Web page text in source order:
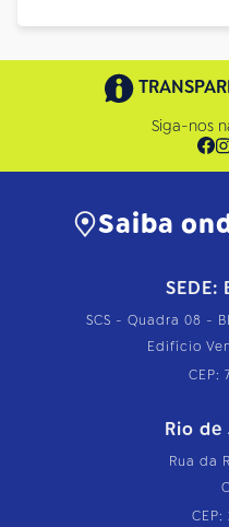
Siga-nos
Saiba
SEDE:
SCS - Quadra 08 -
Edifício
CEP:
Rio de
Rua da
CEP: